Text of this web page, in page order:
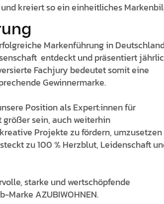
kreiert so ein einheitliches
Markenführung in
entdeckt und präsentiert
Fachjury bedeutet somit eine
Gewinnermarke.
Position als Expert:innen für
sein, auch weiterhin
Projekte zu fördern, umzusetzen
zu 100 % Herzblut, Leidenschaft
starke und wertschöpfende
AZUBIWOHNEN.